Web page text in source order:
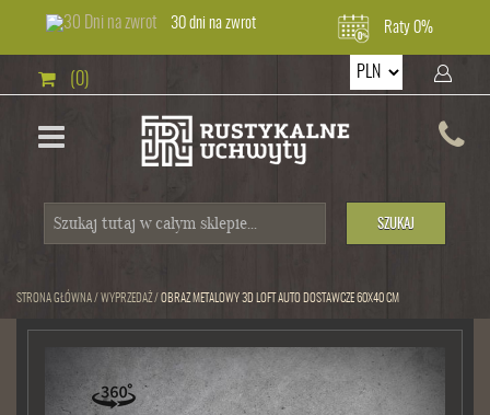
30 dni na zwrot Raty 0%
(0)
SZUKAJ
STRONA GŁÓWNA/ WYPRZEDAŻ/ OBRAZ METALOWY 3D LOFT AUTO DOSTAWCZE 60X40 CM